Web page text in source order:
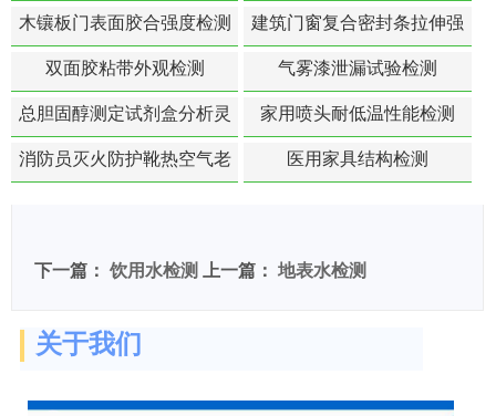
苯含量检测
木镶板门表面胶合强度检测
建筑门窗复合密封条拉伸强
度-硬质塑料材料检测
双面胶粘带外观检测 气雾漆泄漏试验检测
总胆固醇测定试剂盒分析灵
敏度检测
家用喷头耐低温性能检测
消防员灭火防护靴热空气老
医用家具结构检测
下一篇： 饮用水检测 上一篇： 地表水检测
关于我们